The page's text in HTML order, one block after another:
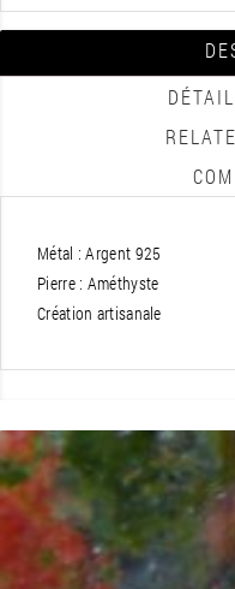
Métal : Argent 925
Pierre : Améthyste
Création artisanale